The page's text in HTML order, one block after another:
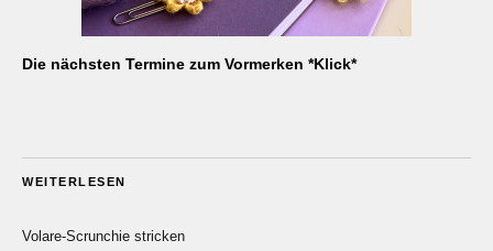
Die nächsten Termine zum Vormerken *Klick*
WEITERLESEN
Volare-Scrunchie stricken